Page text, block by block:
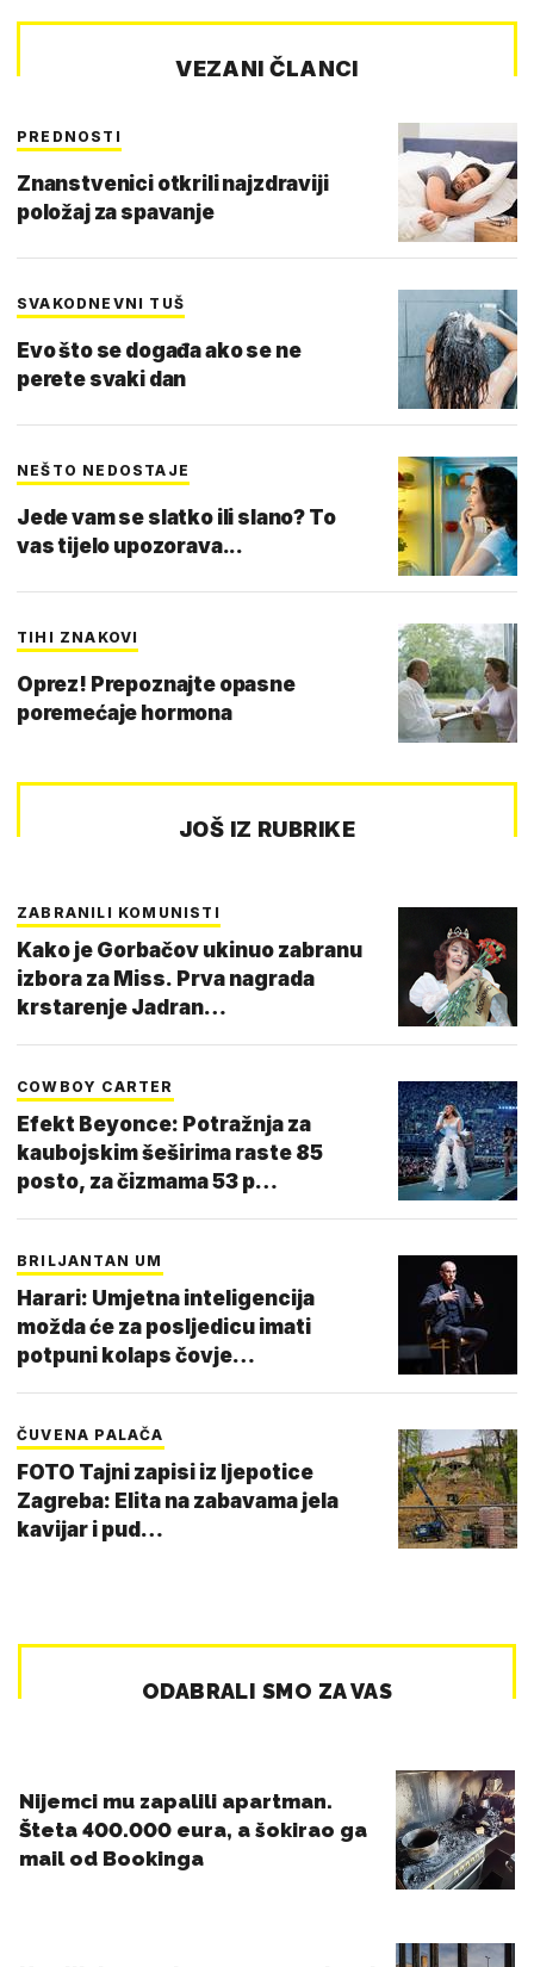
VEZANI ČLANCI
PREDNOSTI
Znanstvenici otkrili najzdraviji
položaj za spavanje
SVAKODNEVNI TUŠ
Evo što se događa ako se ne
perete svaki dan
NEŠTO NEDOSTAJE
Jede vam se slatko ili slano? To
vas tijelo upozorava...
TIHI ZNAKOVI
Oprez! Prepoznajte opasne
poremećaje hormona
JOŠ IZ RUBRIKE
ZABRANILI KOMUNISTI
Kako je Gorbačov ukinuo zabranu
izbora za Miss. Prva nagrada
krstarenje Jadran…
COWBOY CARTER
Efekt Beyonce: Potražnja za
kaubojskim šeširima raste 85
posto, za čizmama 53 p…
BRILJANTAN UM
Harari: Umjetna inteligencija
možda će za posljedicu imati
potpuni kolaps čovje…
ČUVENA PALAČA
FOTO Tajni zapisi iz ljepotice
Zagreba: Elita na zabavama jela
kavijar i pud…